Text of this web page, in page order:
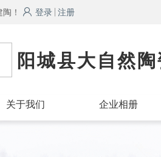
！ 登录 注册
阳城县大自然
关于我们 企业相册